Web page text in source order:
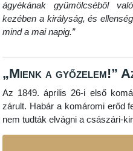
ágyékának gyümölcséből
kezében a királyság, és
mind a mai napig.”
„Mienk a győzelem!”
Az 1849. április 26-i első
zárult. Habár a komáromi erőd
nem tudták elvágni a császári-